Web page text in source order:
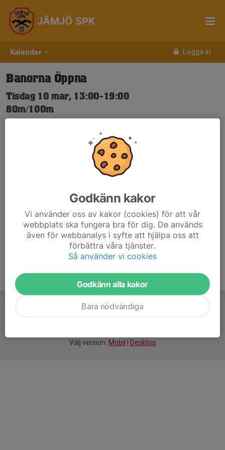
Kalender Logga in
JÄMJÖ SPK
Banorna Öppna
Tisdag 10 mar, 13:00-19:00
80m/100m
Nya Skjuttider-igen.pdf
Välj version: Mobil Desktop
Godkänn kakor
Vi använder oss av kakor (cookies) för att vår
webbplats ska fungera bra för dig. De används
även för webbanalys i syfte att hjälpa oss att
förbättra våra tjänster.
Så använder vi cookies
Godkänn alla kakor
Bara nödvändiga